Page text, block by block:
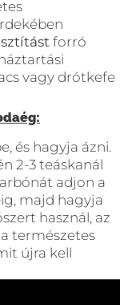
forró
vagy drótkefe
és hagyja ázni.
2-3 teáskanál
adjon a
majd hagyja
használ, az
természetes
újra kell